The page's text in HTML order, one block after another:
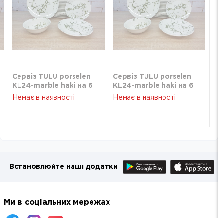
Сервіз TULU porselen
KL24-marble haki на 6
персон/24 предмети
Немає в наявності
Сервіз TULU porselen
KL24-marble haki на 6
персон/24 предмети
Немає в наявності
Встановлюйте наші додатки
Ми в соціальних мережах